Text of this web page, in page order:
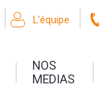
L'équipe
NOS
MEDIAS